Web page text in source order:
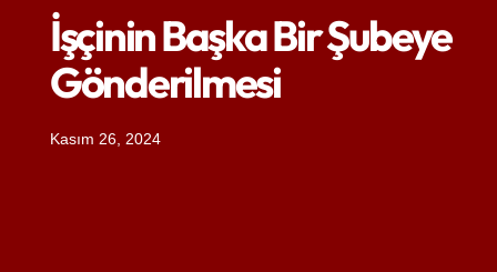
İşçinin Başka Bir Şubeye
Gönderilmesi
Kasım 26, 2024